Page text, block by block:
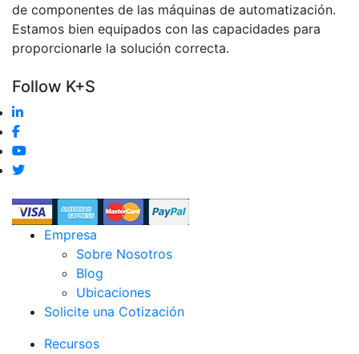
de componentes de las máquinas de automatización.
Estamos bien equipados con las capacidades para
proporcionarle la solución correcta.
Follow K+S
Empresa
Sobre Nosotros
Blog
Ubicaciones
Solicite una Cotización
Recursos